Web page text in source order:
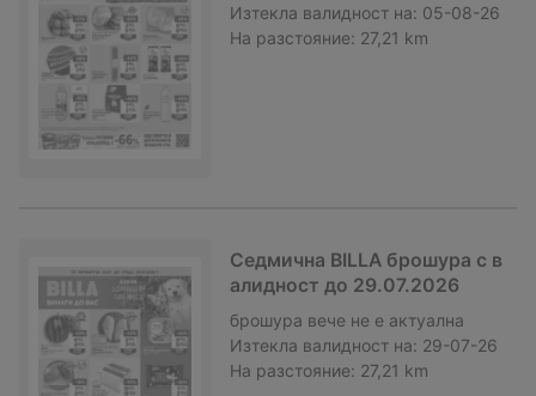
Изтекла валидност на: 05-08-26
На разстояние: 27,21 km
Седмична BILLA брошура с в
алидност до 29.07.2026
брошура вече не е актуална
Изтекла валидност на: 29-07-26
На разстояние: 27,21 km